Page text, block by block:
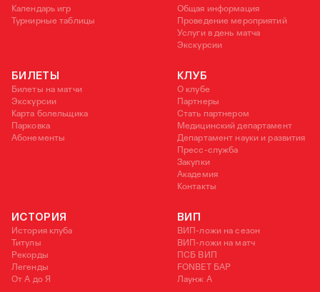
Календарь игр
Турнирные таблицы
Общая информация
Проведение мероприятий
Услуги в день матча
Экскурсии
БИЛЕТЫ
Билеты на матчи
Экскурсии
Карта болельщика
Парковка
Абонементы
КЛУБ
О клубе
Партнеры
Стать партнером
Медицинский департамент
Департамент науки и развития
Пресс-служба
Закупки
Академия
Контакты
ИСТОРИЯ
История клуба
Титулы
Рекорды
Легенды
От А до Я
ВИП
ВИП-ложи на сезон
ВИП-ложи на матч
ПСБ ВИП
FONBET БАР
Лаунж A